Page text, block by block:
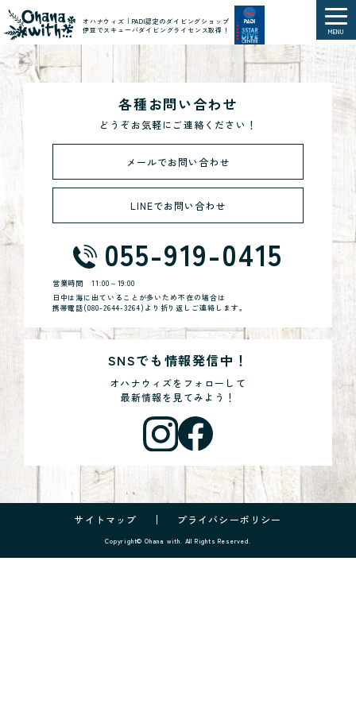
オハナウィズ｜PADI認定のダイビングショップ
伊豆でスキューバダイビングライセンス取得！
MENU
各種お問い合わせ
どうぞお気軽にご連絡ください！
メールでお問い合わせ
LINEでお問い合わせ
055-919-0415
営業時間11:00～19:00
日中は海に出ていることが多いため不在の場合は
携帯電話(080-2644-3264)より折り返しご連絡します。
SNSでも情報発信中！
オハナウィズをフォローして
最新情報を見てみよう！
サイトマップ プライバシーポリシー
Copyright© Ohana with. All Rights Reserved.